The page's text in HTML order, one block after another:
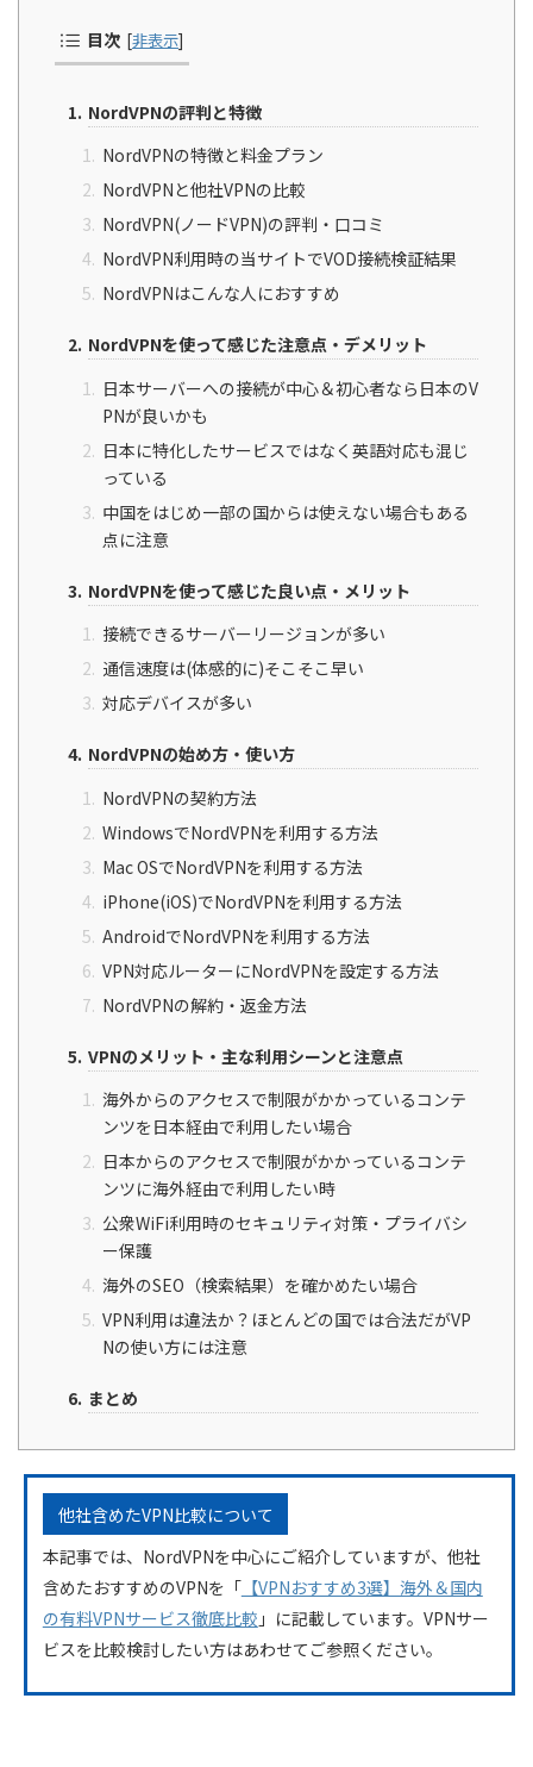
目次 [非表示]
NordVPNの評判と特徴
NordVPNの特徴と料金プラン
NordVPNと他社VPNの比較
NordVPN(ノードVPN)の評判・口コミ
NordVPN利用時の当サイトでVOD接続検証結果
NordVPNはこんな人におすすめ
NordVPNを使って感じた注意点・デメリット
日本サーバーへの接続が中心＆初心者なら日本のV
PNが良いかも
日本に特化したサービスではなく英語対応も混じ
っている
中国をはじめ一部の国からは使えない場合もある
点に注意
NordVPNを使って感じた良い点・メリット
接続できるサーバーリージョンが多い
通信速度は(体感的に)そこそこ早い
対応デバイスが多い
NordVPNの始め方・使い方
NordVPNの契約方法
WindowsでNordVPNを利用する方法
Mac OSでNordVPNを利用する方法
iPhone(iOS)でNordVPNを利用する方法
AndroidでNordVPNを利用する方法
VPN対応ルーターにNordVPNを設定する方法
NordVPNの解約・返金方法
VPNのメリット・主な利用シーンと注意点
海外からのアクセスで制限がかかっているコンテ
ンツを日本経由で利用したい場合
日本からのアクセスで制限がかかっているコンテ
ンツに海外経由で利用したい時
公衆WiFi利用時のセキュリティ対策・プライバシ
ー保護
海外のSEO（検索結果）を確かめたい場合
VPN利用は違法か？ほとんどの国では合法だがVP
Nの使い方には注意
まとめ
他社含めたVPN比較について
本記事では、NordVPNを中心にご紹介していますが、他社
含めたおすすめのVPNを「【VPNおすすめ3選】海外＆国内
の有料VPNサービス徹底比較 」に記載しています。VPNサー
ビスを比較検討したい方はあわせてご参照ください。